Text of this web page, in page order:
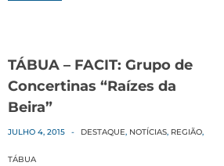
TÁBUA – FACIT: Grupo de
Concertinas “Raízes da
Beira”
JULHO 4, 2015 - DESTAQUE, NOTÍCIAS, REGIÃO,
TÁBUA